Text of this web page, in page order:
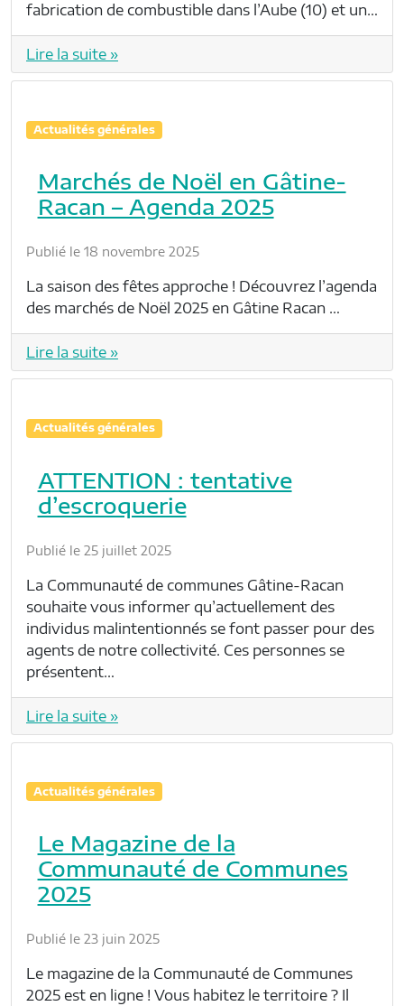
fabrication de combustible dans l’Aube (10) et un…
Lire la suite »
Actualités générales
Marchés de Noël en Gâtine-
Racan – Agenda 2025
Publié le 18 novembre 2025
La saison des fêtes approche ! Découvrez l’agenda
des marchés de Noël 2025 en Gâtine Racan …
Lire la suite »
Actualités générales
ATTENTION : tentative
d’escroquerie
Publié le 25 juillet 2025
La Communauté de communes Gâtine-Racan
souhaite vous informer qu’actuellement des
individus malintentionnés se font passer pour des
agents de notre collectivité. Ces personnes se
présentent…
Lire la suite »
Actualités générales
Le Magazine de la
Communauté de Communes
2025
Publié le 23 juin 2025
Le magazine de la Communauté de Communes
2025 est en ligne ! Vous habitez le territoire ? Il